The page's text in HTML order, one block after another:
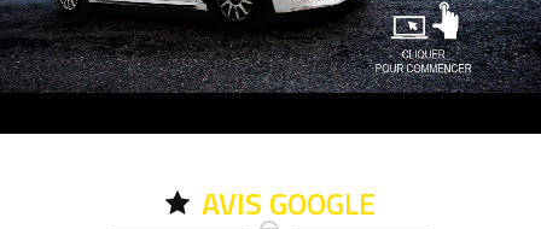
AVIS GOOGLE